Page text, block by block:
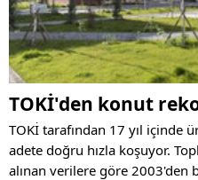
TOKİ'den konut
TOKİ tarafından 17 yıl içinde
adete doğru hızla koşuyor.
alınan verilere göre 2003'den